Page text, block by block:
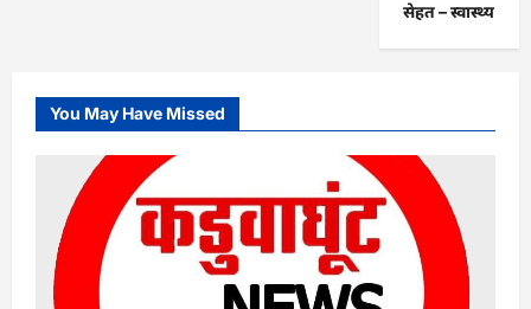
सेहत – स्‍वास्‍थ्‍य
You May Have Missed